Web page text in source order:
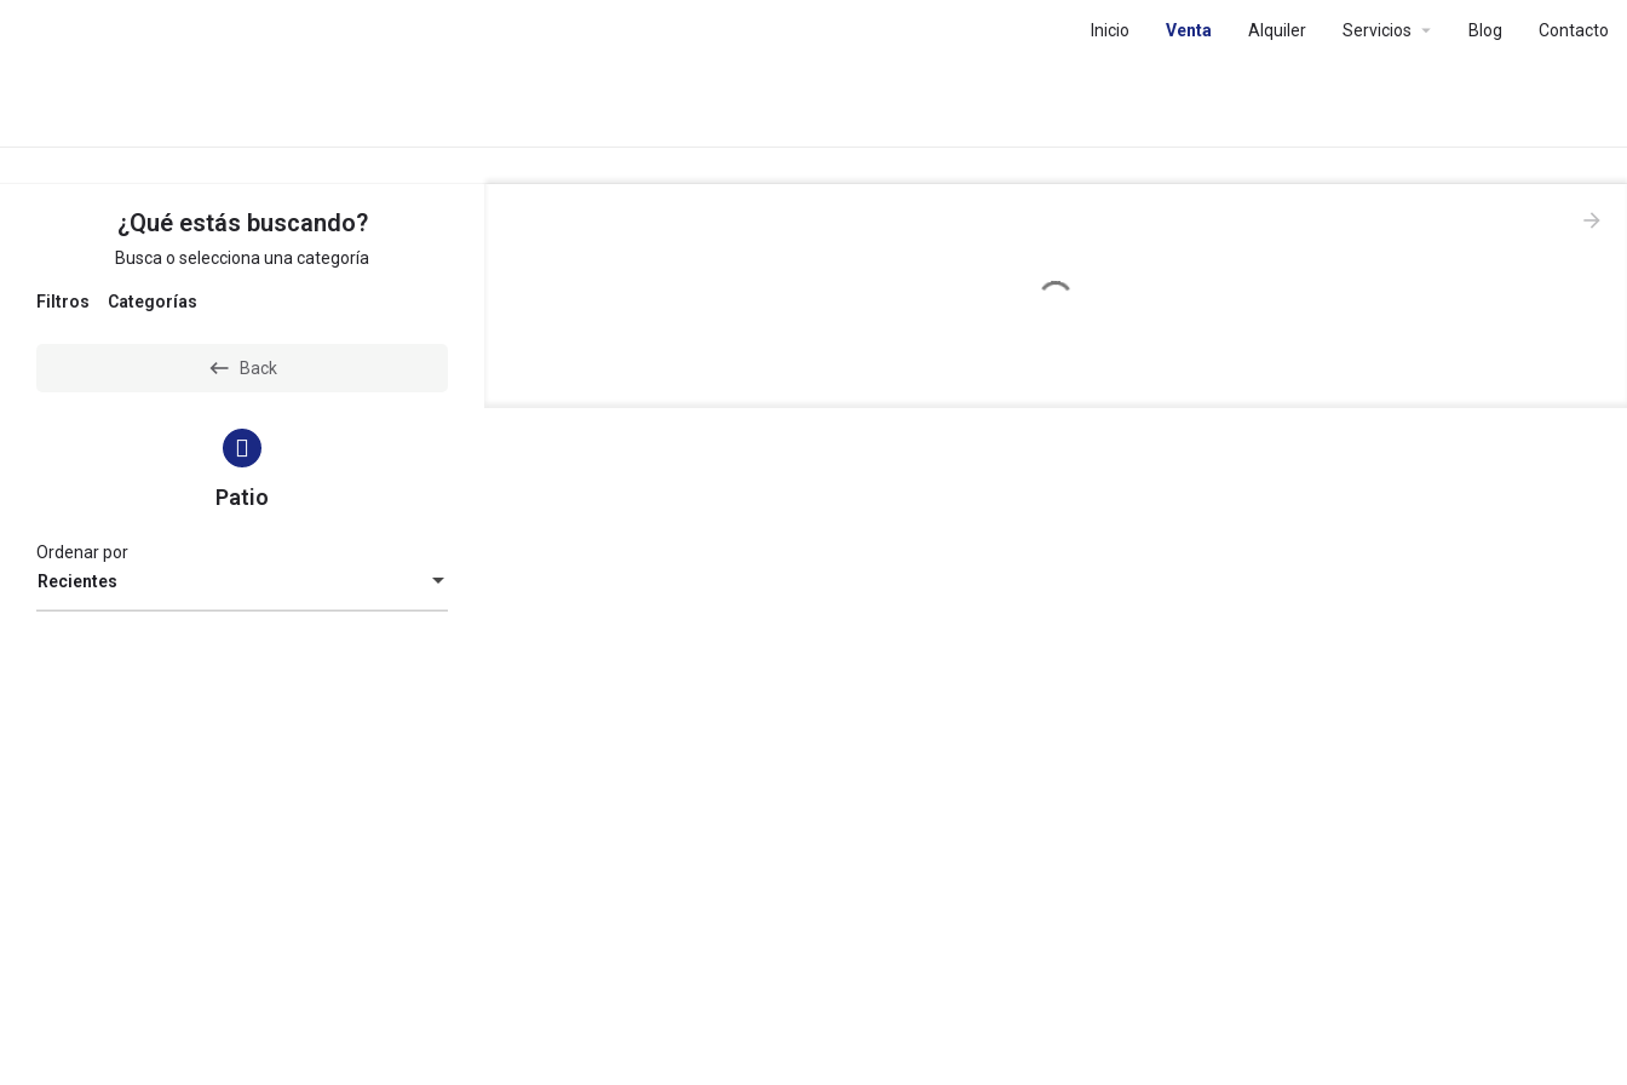
Inicio Venta Alquiler Servicios arrow_drop_down Blog Contacto
¿Qué estás buscando?
Busca o selecciona una categoría
Filtros Categorías
Back
Patio
Recientes
Ordenar por